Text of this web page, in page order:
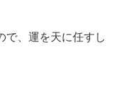
で、運を天に任すし